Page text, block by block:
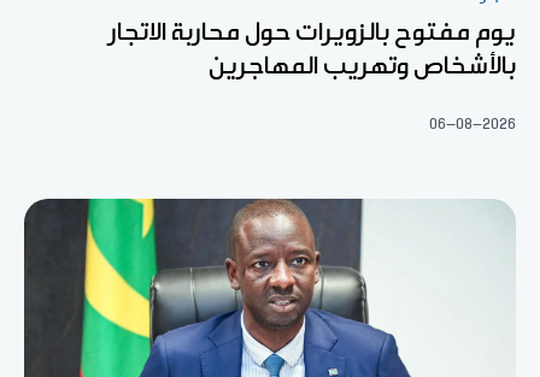
يوم مفتوح بالزويرات حول محاربة الاتجار
بالأشخاص وتهريب المهاجرين
06-08-2026